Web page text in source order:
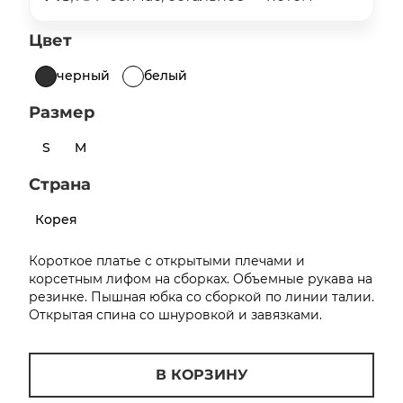
Цвет
черный белый
Размер
S M
Страна
Корея
Короткое платье с открытыми плечами и
корсетным лифом на сборках. Объемные рукава на
резинке. Пышная юбка со сборкой по линии талии.
Открытая спина со шнуровкой и завязками.
В КОРЗИНУ
недели